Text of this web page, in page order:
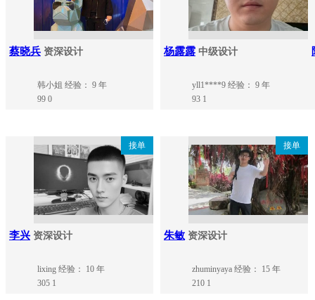
蔡晓兵 资深设计
韩小姐 经验： 9 年
99 0
杨露露 中级设计
yll1****9 经验： 9 年
93 1
接单
李兴 资深设计
lixing 经验： 10 年
305 1
接单
朱敏 资深设计
zhuminyaya 经验： 15 年
210 1